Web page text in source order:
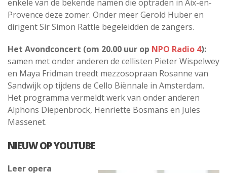
enkele van de bekende namen die optraden in Aix-en-
Provence deze zomer. Onder meer Gerold Huber en
dirigent Sir Simon Rattle begeleidden de zangers.
Het Avondconcert (om 20.00 uur op NPO Radio 4):
samen met onder anderen de cellisten Pieter Wispelwey
en Maya Fridman treedt mezzosopraan Rosanne van
Sandwijk op tijdens de Cello Biënnale in Amsterdam.
Het programma vermeldt werk van onder anderen
Alphons Diepenbrock, Henriette Bosmans en Jules
Massenet.
NIEUW OP YOUTUBE
Leer opera